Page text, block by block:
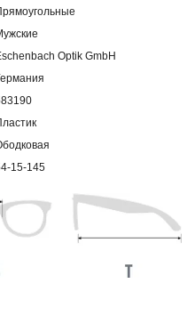
Optik GmbH
15-145